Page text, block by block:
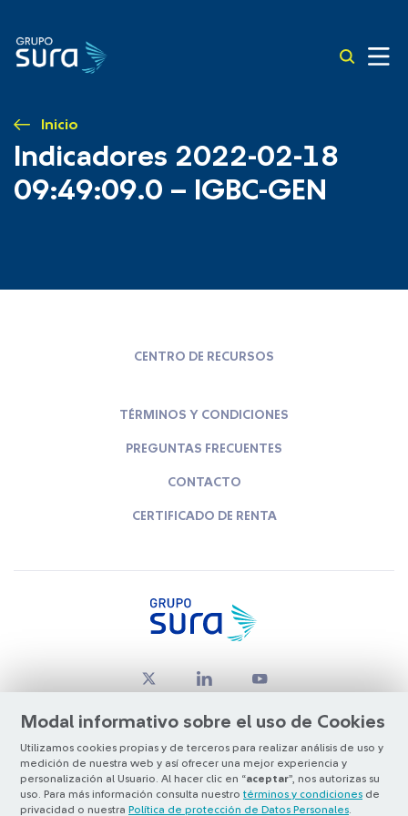
Inicio
Indicadores 2022-02-18
09:49:09.0 – IGBC-GEN
Modal informativo sobre el uso de Cookies
Utilizamos cookies propias y de terceros para realizar análisis de uso y
medición de nuestra web y así ofrecer una mejor experiencia y
personalización al Usuario. Al hacer clic en “aceptar”, nos autorizas su
uso. Para más información consulta nuestro términos y condiciones de
privacidad o nuestra Política de protección de Datos Personales
CENTRO DE RECURSOS
TÉRMINOS Y CONDICIONES
PREGUNTAS FRECUENTES
CONTACTO
CERTIFICADO DE RENTA
© Copyright Grupo SURA 2026